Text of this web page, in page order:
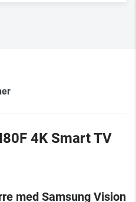
4K Smart TV
med Samsung Vision